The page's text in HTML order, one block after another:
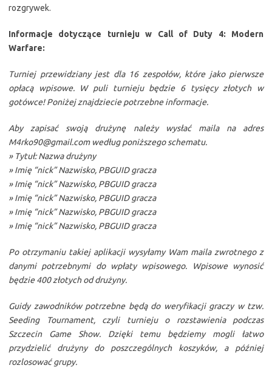
rozgrywek.
Informacje dotyczące turnieju w Call of Duty 4: Modern
Warfare:
Turniej przewidziany jest dla 16 zespołów, które jako pierwsze
opłacą wpisowe. W puli turnieju będzie 6 tysięcy złotych w
gotówce! Poniżej znajdziecie potrzebne informacje.
Aby zapisać swoją drużynę należy wysłać maila na adres
M4rko90@gmail.com według poniższego schematu.
» Tytuł: Nazwa drużyny
» Imię “nick” Nazwisko, PBGUID gracza
» Imię “nick” Nazwisko, PBGUID gracza
» Imię “nick” Nazwisko, PBGUID gracza
» Imię “nick” Nazwisko, PBGUID gracza
» Imię “nick” Nazwisko, PBGUID gracza
Po otrzymaniu takiej aplikacji wysyłamy Wam maila zwrotnego z
danymi potrzebnymi do wpłaty wpisowego. Wpisowe wynosić
będzie 400 złotych od drużyny.
Guidy zawodników potrzebne będą do weryfikacji graczy w tzw.
Seeding Tournament, czyli turnieju o rozstawienia podczas
Szczecin Game Show. Dzięki temu będziemy mogli łatwo
przydzielić drużyny do poszczególnych koszyków, a później
rozlosować grupy.